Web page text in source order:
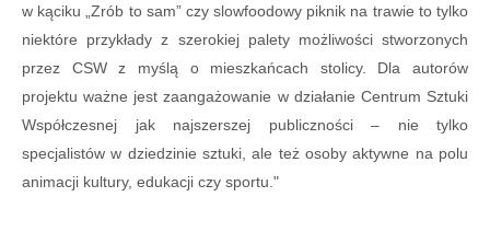
w kąciku „Zrób to sam” czy slowfoodowy piknik na trawie to tylko
niektóre przykłady z szerokiej palety możliwości stworzonych
przez CSW z myślą o mieszkańcach stolicy. Dla autorów
projektu ważne jest zaangażowanie w działanie Centrum Sztuki
Współczesnej jak najszerszej publiczności – nie tylko
specjalistów w dziedzinie sztuki, ale też osoby aktywne na polu
animacji kultury, edukacji czy sportu."